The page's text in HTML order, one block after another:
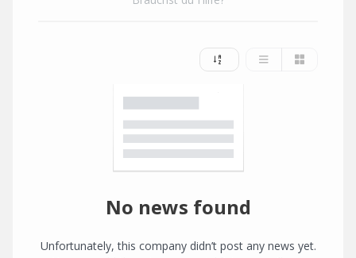
No news found
Unfortunately, this company didn’t post any news yet.